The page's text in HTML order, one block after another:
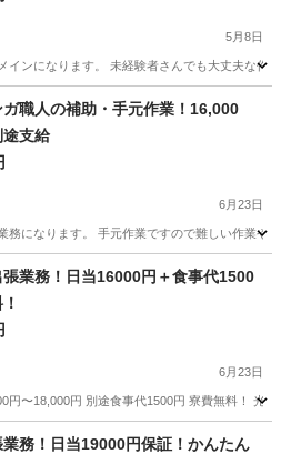
5月8日
インになります。 未経験者さんでも大丈夫な
足場職人の補助・手元作業！16,000
途支給
6月23日
務になります。 手元作業ですので難しい作業
手元業務！日当16000円＋食事代1500
6月23日
円〜18,000円 別途食事代1500円 寮費無料！
無料務！日当19000円保証！かんたん